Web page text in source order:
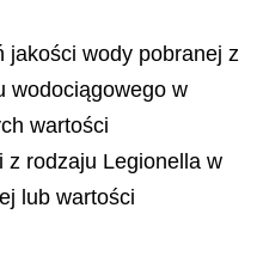
jakości wody pobranej z
wodociągowego w
wartości
z rodzaju Legionella w
lub wartości